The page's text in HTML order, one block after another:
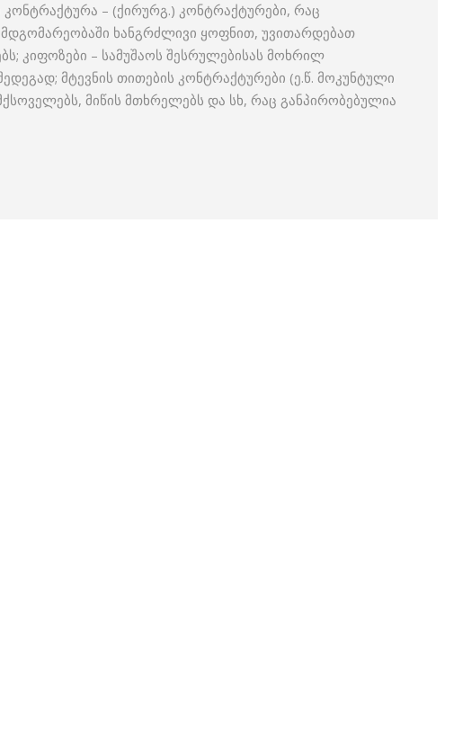
– (ქირურგ.) კონტრაქტურები, რაც
ხანგრძლივი ყოფნით, უვითარდებათ
კიფოზები – სამუშაოს შესრულებისას მოხრილ
მტევნის თითების კონტრაქტურები (ე.წ. მოკუნტული
მიწის მთხრელებს და სხ, რაც განპირობებულია